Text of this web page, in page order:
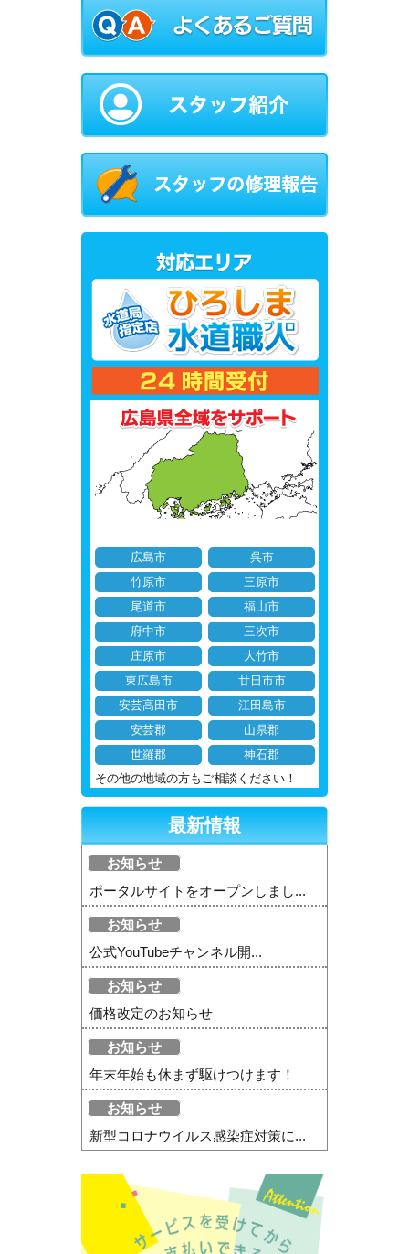
広島市
呉市
竹原市
三原市
尾道市
福山市
府中市
三次市
庄原市
大竹市
東広島市
廿日市市
安芸高田市
江田島市
安芸郡
山県郡
世羅郡
神石郡
その他の地域の方もご相談ください！
最新情報
お知らせ
ポータルサイトをオープンしまし...
お知らせ
公式YouTubeチャンネル開...
お知らせ
価格改定のお知らせ
お知らせ
年末年始も休まず駆けつけます！
お知らせ
新型コロナウイルス感染症対策に...